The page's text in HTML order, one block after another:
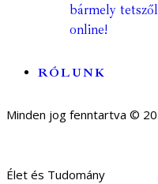
bármely
online!
RÓLUNK
Minden jog fenntartva ©
Élet és Tudomány